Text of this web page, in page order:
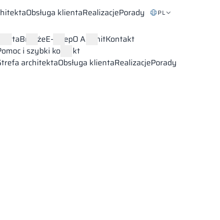
Obsługa klientaRealizacjePorady PL
BranżeE-sklepO AlsanitKontakt
i szybki kontakt
architektaObsługa klientaRealizacjePorady